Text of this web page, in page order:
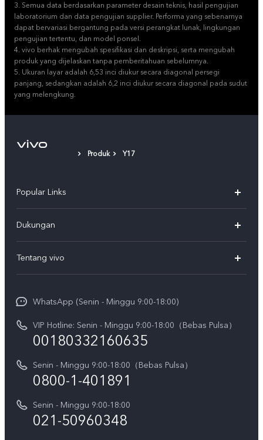
3. Semua data berdasarkan parameter desain teknis, hasil pengujian
laboratorium dan data pengujian supplier. Performa yang sebenarnya
dapat bervariasi bergantung pada versi perangkat lunak, lingkungan
pengujian tertentu, dan model ponsel.
4. vivo berhak mengubah spesifikasi dan deskripsi, serta mengubah
produk yang dijelaskan tanpa pemberitahuan sebelumnya.
5. Ukuran layar adalah 6,53 inci diukur secara diagonal persegi
panjang, sedangkan adalah 6,2 inci diukur secara diagonal pada sudut
yang melengkung.
Produk Y17
Popular Links
T5
T5 Pro
V70 FE
Y05
X300 Pro
Gerai Terdekat
Dukungan
Service Center
Funtouch OS
Pembaruan Sistem
Harga Spare Part
Otentikasi IMEI
Kebijakan Garansi vivo
Tentang vivo
Sejarah
Berita
Pemberitahuan Hukum
Tentang Kami
WhatsApp (Senin - Minggu 9:00-18:00)
VIP Hotline: Senin - Minggu 9:00-18:00（Bebas Pulsa）
00180332160635
Senin - Minggu 9:00-18:00（Bebas Pulsa）
0800-1-401891
Senin - Minggu 9:00-18:00
021-50960348